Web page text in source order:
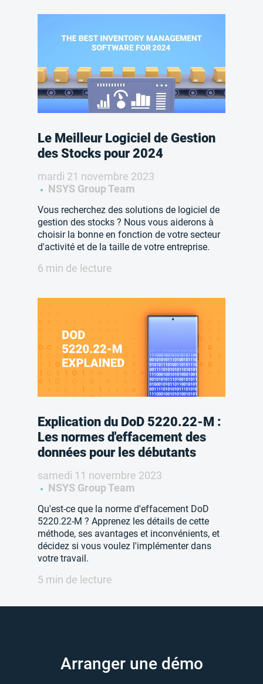
Le Meilleur Logiciel de Gestion
des Stocks pour 2024
mardi 21 novembre 2023
NSYS Group Team
Vous recherchez des solutions de logiciel de
gestion des stocks ? Nous vous aiderons à
choisir la bonne en fonction de votre secteur
d'activité et de la taille de votre entreprise.
6 min de lecture
Explication du DoD 5220.22-M :
Les normes d'effacement des
données pour les débutants
samedi 11 novembre 2023
NSYS Group Team
Qu'est-ce que la norme d'effacement DoD
5220.22-M ? Apprenez les détails de cette
méthode, ses avantages et inconvénients, et
décidez si vous voulez l'implémenter dans
votre travail.
5 min de lecture
Arranger une démo